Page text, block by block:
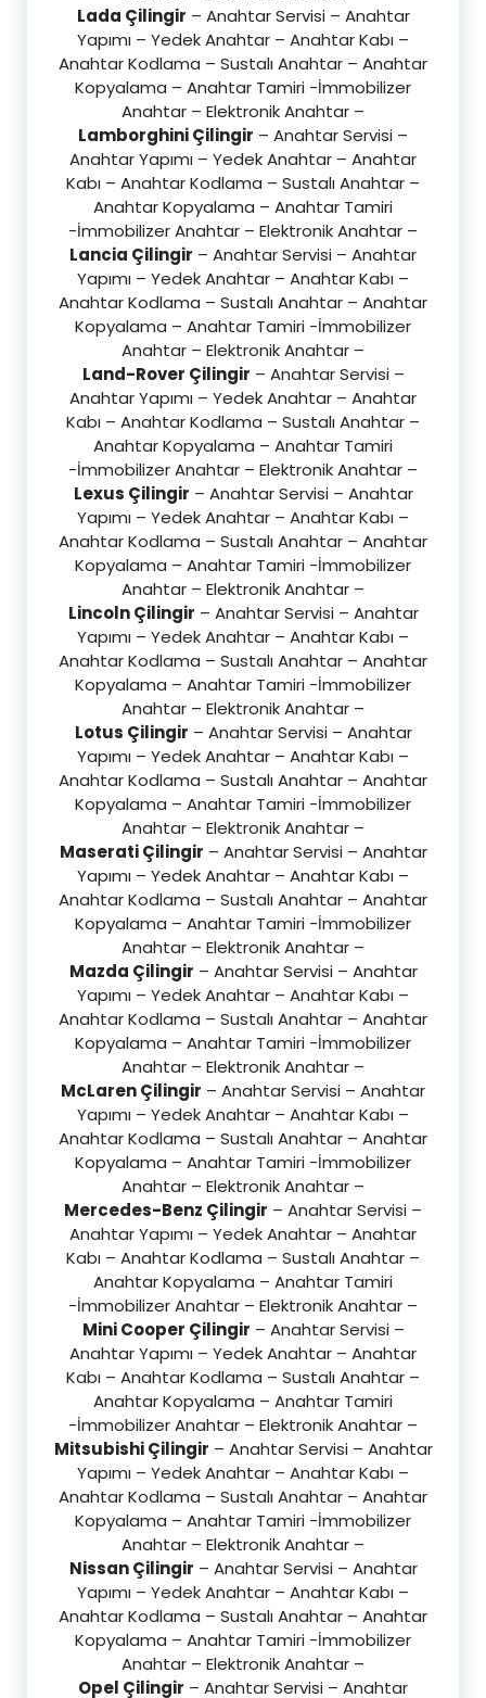
Lada Çilingir – Anahtar Servisi – Anahtar
Yapımı – Yedek Anahtar – Anahtar Kabı –
Anahtar Kodlama – Sustalı Anahtar – Anahtar
Kopyalama – Anahtar Tamiri -İmmobilizer
Anahtar – Elektronik Anahtar –
Lamborghini Çilingir – Anahtar Servisi –
Anahtar Yapımı – Yedek Anahtar – Anahtar
Kabı – Anahtar Kodlama – Sustalı Anahtar –
Anahtar Kopyalama – Anahtar Tamiri
-İmmobilizer Anahtar – Elektronik Anahtar –
Lancia Çilingir – Anahtar Servisi – Anahtar
Yapımı – Yedek Anahtar – Anahtar Kabı –
Anahtar Kodlama – Sustalı Anahtar – Anahtar
Kopyalama – Anahtar Tamiri -İmmobilizer
Anahtar – Elektronik Anahtar –
Land-Rover Çilingir – Anahtar Servisi –
Anahtar Yapımı – Yedek Anahtar – Anahtar
Kabı – Anahtar Kodlama – Sustalı Anahtar –
Anahtar Kopyalama – Anahtar Tamiri
-İmmobilizer Anahtar – Elektronik Anahtar –
Lexus Çilingir – Anahtar Servisi – Anahtar
Yapımı – Yedek Anahtar – Anahtar Kabı –
Anahtar Kodlama – Sustalı Anahtar – Anahtar
Kopyalama – Anahtar Tamiri -İmmobilizer
Anahtar – Elektronik Anahtar –
Lincoln Çilingir – Anahtar Servisi – Anahtar
Yapımı – Yedek Anahtar – Anahtar Kabı –
Anahtar Kodlama – Sustalı Anahtar – Anahtar
Kopyalama – Anahtar Tamiri -İmmobilizer
Anahtar – Elektronik Anahtar –
Lotus Çilingir – Anahtar Servisi – Anahtar
Yapımı – Yedek Anahtar – Anahtar Kabı –
Anahtar Kodlama – Sustalı Anahtar – Anahtar
Kopyalama – Anahtar Tamiri -İmmobilizer
Anahtar – Elektronik Anahtar –
Maserati Çilingir – Anahtar Servisi – Anahtar
Yapımı – Yedek Anahtar – Anahtar Kabı –
Anahtar Kodlama – Sustalı Anahtar – Anahtar
Kopyalama – Anahtar Tamiri -İmmobilizer
Anahtar – Elektronik Anahtar –
Mazda Çilingir – Anahtar Servisi – Anahtar
Yapımı – Yedek Anahtar – Anahtar Kabı –
Anahtar Kodlama – Sustalı Anahtar – Anahtar
Kopyalama – Anahtar Tamiri -İmmobilizer
Anahtar – Elektronik Anahtar –
McLaren Çilingir – Anahtar Servisi – Anahtar
Yapımı – Yedek Anahtar – Anahtar Kabı –
Anahtar Kodlama – Sustalı Anahtar – Anahtar
Kopyalama – Anahtar Tamiri -İmmobilizer
Anahtar – Elektronik Anahtar –
Mercedes-Benz Çilingir – Anahtar Servisi –
Anahtar Yapımı – Yedek Anahtar – Anahtar
Kabı – Anahtar Kodlama – Sustalı Anahtar –
Anahtar Kopyalama – Anahtar Tamiri
-İmmobilizer Anahtar – Elektronik Anahtar –
Mini Cooper Çilingir – Anahtar Servisi –
Anahtar Yapımı – Yedek Anahtar – Anahtar
Kabı – Anahtar Kodlama – Sustalı Anahtar –
Anahtar Kopyalama – Anahtar Tamiri
-İmmobilizer Anahtar – Elektronik Anahtar –
Mitsubishi Çilingir – Anahtar Servisi – Anahtar
Yapımı – Yedek Anahtar – Anahtar Kabı –
Anahtar Kodlama – Sustalı Anahtar – Anahtar
Kopyalama – Anahtar Tamiri -İmmobilizer
Anahtar – Elektronik Anahtar –
Nissan Çilingir – Anahtar Servisi – Anahtar
Yapımı – Yedek Anahtar – Anahtar Kabı –
Anahtar Kodlama – Sustalı Anahtar – Anahtar
Kopyalama – Anahtar Tamiri -İmmobilizer
Anahtar – Elektronik Anahtar –
Opel Çilingir – Anahtar Servisi – Anahtar